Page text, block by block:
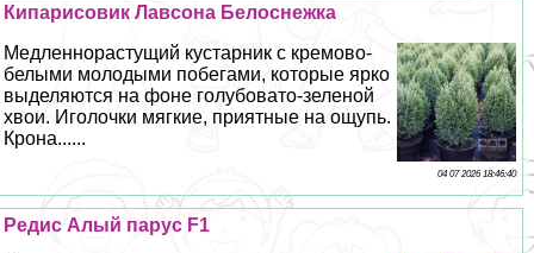
Кипарисовик Лавсона Белоснежка
Медленнорастущий кустарник с кремово-
белыми молодыми побегами, которые ярко
выделяются на фоне гoлyбовато-зеленой
хвои. Иголочки мягкие, приятные на ощупь.
Крона......
04 07 2026 18:46:40
Редис Алый парус F1